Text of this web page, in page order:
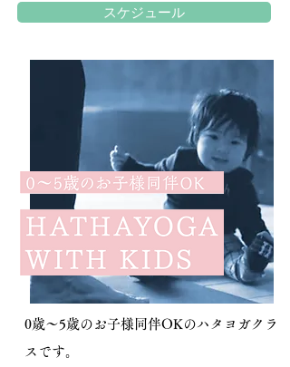
スケジュール
0歳～5歳のお子様同伴OKのハタヨガクラ
スです。